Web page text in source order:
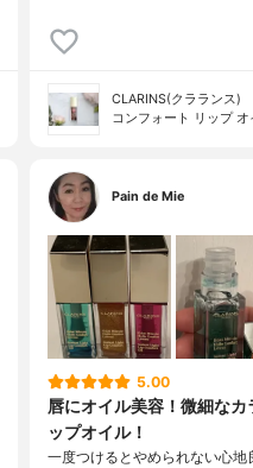
CLARINS(クラランス)
コンフォート リップ オ
Pain de Mie
5.00
唇にオイル美容！微細なカ
ップオイル！
一度つけるとやめられない心地